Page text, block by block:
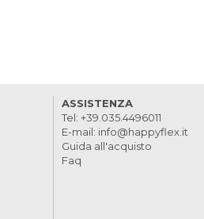
ASSISTENZA
Tel:+39.035.4496011
E-mail: info@happyflex.it
Guida all'acquisto
Faq